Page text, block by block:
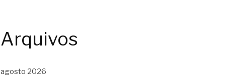
Arquivos
agosto 2026